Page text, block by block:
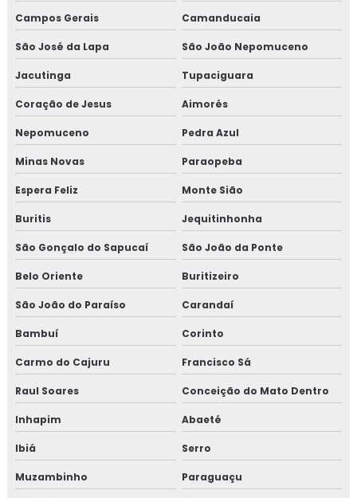
Treinamento em auditoria interna
Treinamento em auditoria interna da norma FSSC 22000
Treinamento em avaliação de fornecedores
Treinamento em boas práticas de fabricação
Treinamento em boas práticas em laboratórios
Treinamento em certificação GMP+2020
Treinamento em controle de alergênicos
Treinamento em controle de pragas
Treinamento para coordenadores de equipes de melhoria
Treinamento em cultura da segurança de alimentos e
Treinamento em dashboard aplicado à indústria
Treinamento para elaboração do plano de HACCP APPCC
Treinamento em food fraud e food defense
Campos Gerais Camanducaia
São José da Lapa São João Nepomuceno
Jacutinga Tupaciguara
Coração de Jesus Aimorés
Nepomuceno Pedra Azul
Minas Novas Paraopeba
Espera Feliz Monte Sião
Buritis Jequitinhonha
São Gonçalo do Sapucaí São João da Ponte
Belo Oriente Buritizeiro
São João do Paraíso Carandaí
Bambuí Corinto
Carmo do Cajuru Francisco Sá
Raul Soares Conceição do Mato Dentro
Inhapim Abaeté
Ibiá Serro
Muzambinho Paraguaçu